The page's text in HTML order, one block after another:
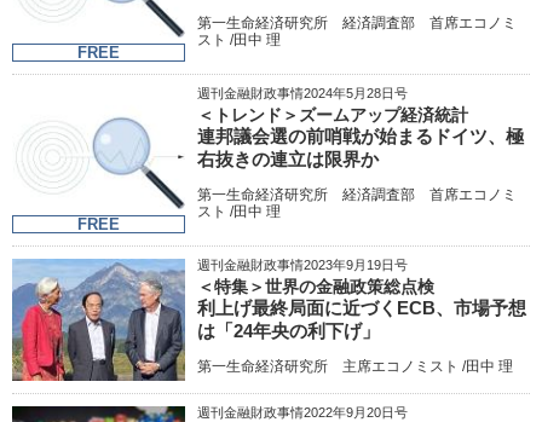
FREE
第一生命経済研究所 経済調査部 首席エコノミ
スト /田中 理
FREE
週刊金融財政事情2024年5月28日号
＜トレンド＞ズームアップ経済統計
連邦議会選の前哨戦が始まるドイツ、極
右抜きの連立は限界か
第一生命経済研究所 経済調査部 首席エコノミ
スト /田中 理
週刊金融財政事情2023年9月19日号
＜特集＞世界の金融政策総点検
利上げ最終局面に近づくECB、市場予想
は「24年央の利下げ」
第一生命経済研究所 主席エコノミスト /田中 理
週刊金融財政事情2022年9月20日号